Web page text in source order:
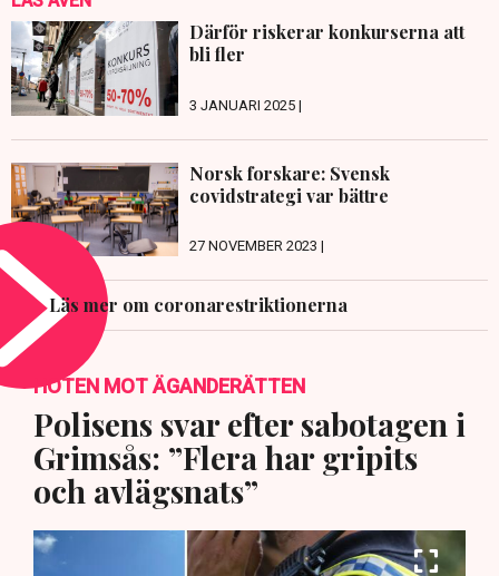
Därför riskerar konkurserna att
bli fler
3 JANUARI 2025 |
Norsk forskare: Svensk
covidstrategi var bättre
27 NOVEMBER 2023 |
Läs mer om coronarestriktionerna
HOTEN MOT ÄGANDERÄTTEN
Polisens svar efter sabotagen i
Grimsås: ”Flera har gripits
och avlägsnats”